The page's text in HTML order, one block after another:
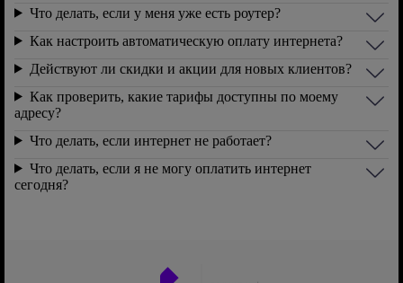
Что делать, если у меня уже есть роутер?
Как настроить автоматическую оплату интернета?
Действуют ли скидки и акции для новых клиентов?
Как проверить, какие тарифы доступны по моему
адресу?
Что делать, если интернет не работает?
Что делать, если я не могу оплатить интернет
сегодня?